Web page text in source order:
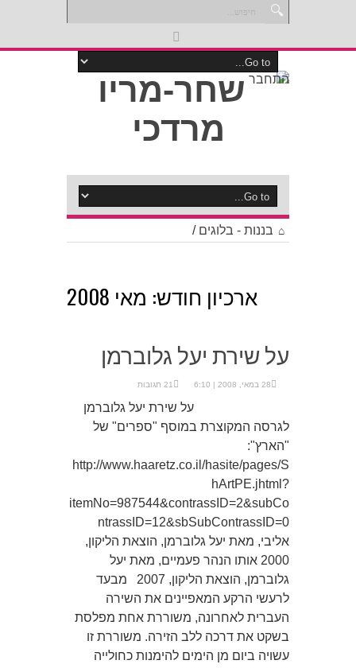
התחבר
בננות - בלוגים /
ארכיון חודש: מאי 2008
על שירת יעל גלוברמן
28 במאי, 2008 | 6:10 21 תגובות
על שירת יעל גלוברמן
לגרסה המקוצרת במוסף "ספרים" של
"הארץ":
http://www.haaretz.co.il/hasite/pages/S
hArtPE.jhtml?
itemNo=987544&contrassID=2&subCo
אליבי, מאת יעל גלוברמן, הוצאת הליקון,
2000 אותו הנהר פעמיים, מאת יעל
גלוברמן, הוצאת הליקון, 2007 מבעד
לרעשי הרקע המאפיינים את השירה
העברית לאחרונה, משוררת אחת מפלסת
בשקט את דרכה ללב הזירה. משוררת זו
עשויה ביום מן הימים להימנות כחולייה